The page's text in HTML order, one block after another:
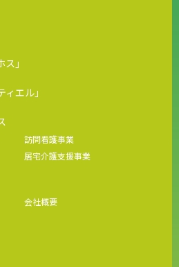
」
エル」
訪問看護事業
居宅介護支援事業
会社概要